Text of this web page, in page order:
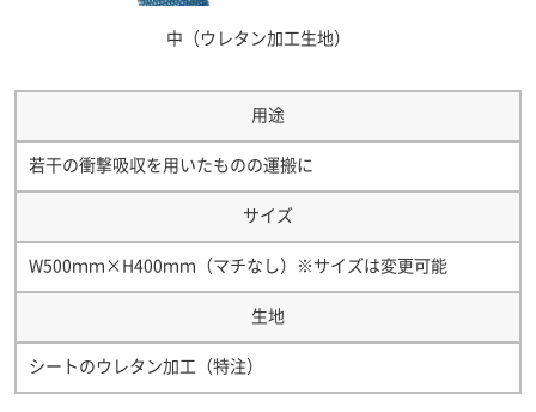
中（ウレタン加工生地）
用途
若干の衝撃吸収を用いたものの運搬に
サイズ
W500ｍｍ×H400ｍｍ（マチなし）※サイズは変更可能
生地
シートのウレタン加工（特注）